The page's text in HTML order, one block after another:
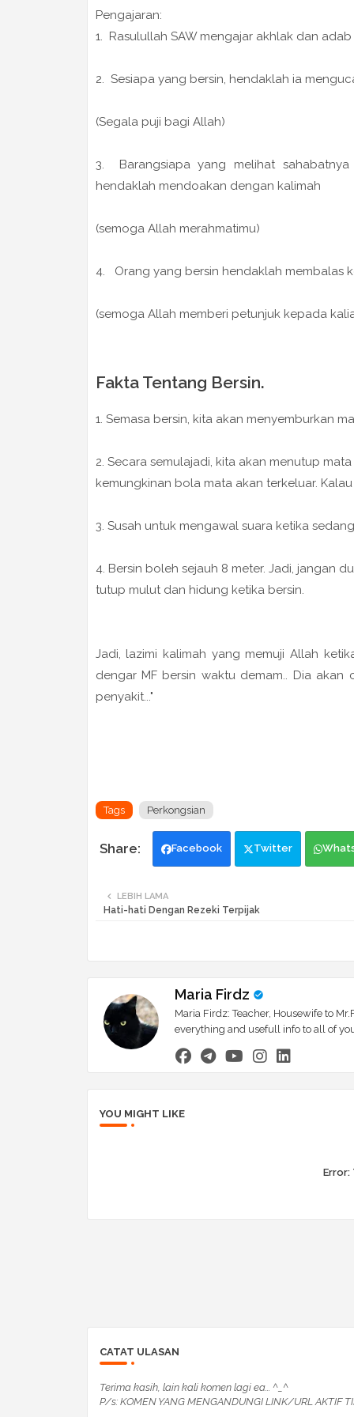
Pengajaran:
1. Rasulullah SAW mengajar akhlak dan
2. Sesiapa yang bersin, hendaklah ia
(Segala puji bagi Allah)
3. Barangsiapa yang melihat
hendaklah mendoakan dengan kalimah
(semoga Allah merahmatimu)
4. Orang yang bersin hendaklah membalas
(semoga Allah memberi petunjuk kepada
Fakta Tentang Bersin.
1. Semasa bersin, kita akan menyemburkan
2. Secara semulajadi, kita akan menutup
kemungkinan bola mata akan terkeluar.
3. Susah untuk mengawal suara ketika
4. Bersin boleh sejauh 8 meter. Jadi, jangan
tutup mulut dan hidung ketika bersin.
Jadi, lazimi kalimah yang memuji Allah
dengar MF bersin waktu demam.. Dia akan
penyakit..."
Tags Perkongsian
Facebook Twitter
LEBIH LAMA
Hati-hati Dengan Rezeki Terpijak
Maria Firdz
Maria Firdz: Teacher, Housewife to
everything and usefull info to all of
YOU MIGHT LIKE
Error:
CATAT ULASAN
Terima kasih, lain kali komen lagi ea... ^_^
P/s: KOMEN YANG MENGANDUNGI LINK/URL AKTIF